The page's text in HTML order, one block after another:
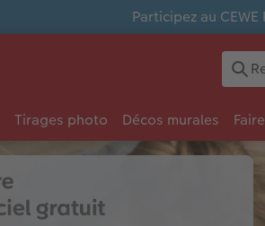
Participez au
Tirages photo Décos murales